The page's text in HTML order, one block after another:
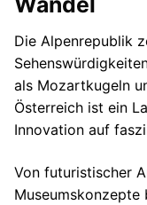
Die Alpenrepublik
als Mozartkugeln
Österreich ist ein
Innovation auf
Von futuristischer
Museumskonzepte